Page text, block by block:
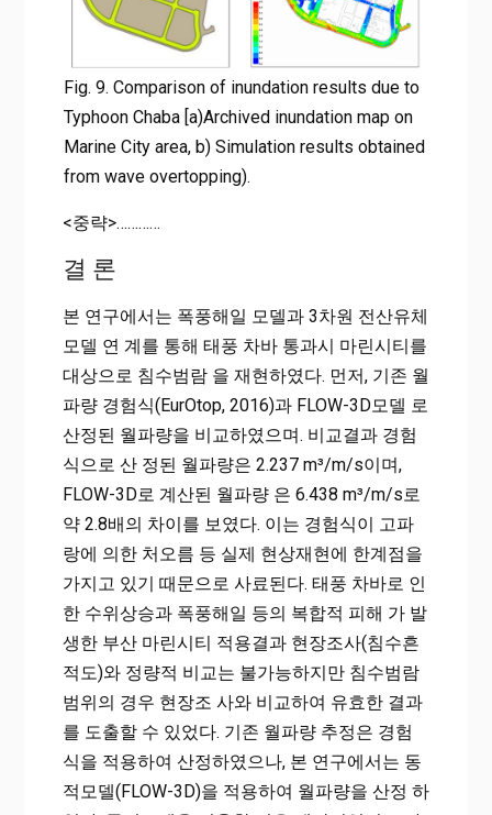
Fig. 9. Comparison of inundation results due to
Typhoon Chaba [a)Archived inundation map on
Marine City area, b) Simulation results obtained
from wave overtopping).
<중략>…………
결 론
본 연구에서는 폭풍해일 모델과 3차원 전산유체
모델 연 계를 통해 태풍 차바 통과시 마린시티를
대상으로 침수범람 을 재현하였다. 먼저, 기존 월
파량 경험식(EurOtop, 2016)과 FLOW-3D모델 로
산정된 월파량을 비교하였으며. 비교결과 경험
식으로 산 정된 월파량은 2.237 m³/m/s이며,
FLOW-3D로 계산된 월파량 은 6.438 m³/m/s로
약 2.8배의 차이를 보였다. 이는 경험식이 고파
랑에 의한 처오름 등 실제 현상재현에 한계점을
가지고 있기 때문으로 사료된다. 태풍 차바로 인
한 수위상승과 폭풍해일 등의 복합적 피해 가 발
생한 부산 마린시티 적용결과 현장조사(침수흔
적도)와 정량적 비교는 불가능하지만 침수범람
범위의 경우 현장조 사와 비교하여 유효한 결과
를 도출할 수 있었다. 기존 월파량 추정은 경험
식을 적용하여 산정하였으나, 본 연구에서는 동
적모델(FLOW-3D)을 적용하여 월파량을 산정 하